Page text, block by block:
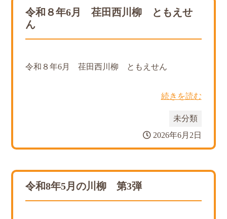
令和８年6月 荏田西川柳 ともえせ
ん
令和８年6月 荏田西川柳 ともえせん
続きを読む
未分類
2026年6月2日
令和8年5月の川柳 第3弾